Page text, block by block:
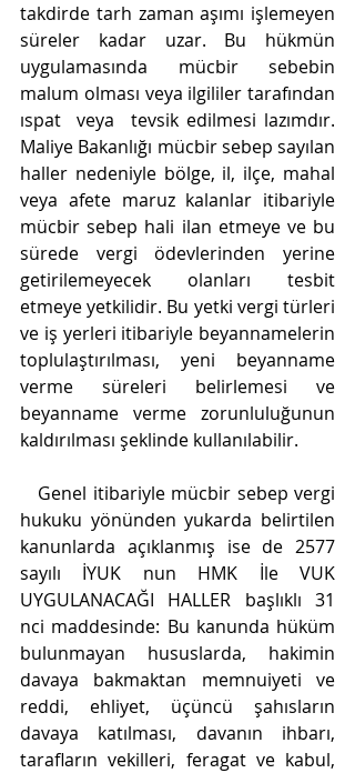
takdirde tarh zaman aşımı işlemeyen
süreler kadar uzar. Bu hükmün
uygulamasında mücbir sebebin
malum olması veya ilgililer tarafından
ıspat  veya  tevsik edilmesi lazımdır.
Maliye Bakanlığı mücbir sebep sayılan
haller nedeniyle bölge, il, ilçe, mahal
veya afete maruz kalanlar itibariyle
mücbir sebep hali ilan etmeye ve bu
sürede vergi ödevlerinden yerine
getirilemeyecek olanları tesbit
etmeye yetkilidir. Bu yetki vergi türleri
ve iş yerleri itibariyle beyannamelerin
toplulaştırılması, yeni beyanname
verme süreleri belirlemesi ve
beyanname verme zorunluluğunun
kaldırılması şeklinde kullanılabilir.
hukuku yönünden yukarda belirtilen
kanunlarda açıklanmış ise de 2577
sayılı İYUK nun HMK İle VUK
UYGULANACAĞI HALLER başlıklı 31
nci maddesinde: Bu kanunda hüküm
bulunmayan hususlarda, hakimin
davaya bakmaktan memnuiyeti ve
reddi, ehliyet, üçüncü şahısların
davaya katılması, davanın ihbarı,
tarafların vekilleri, feragat ve kabul,